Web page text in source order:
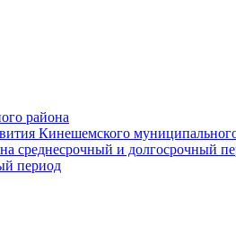
района
Кинешемского
среднесрочный и долгосрочный
период